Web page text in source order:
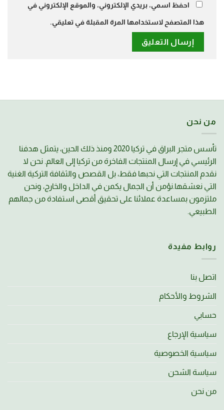
احفظ اسمي، بريدي الإلكتروني، والموقع الإلكتروني في
هذا المتصفح لاستخدامها المرة المقبلة في تعليقي.
من نحن
تأسس متجر البراق في تركيا 2020 ومنذ ذلك الحين، يتمثل هدفنا
الرئيسي في إرسال المنتجات الفاخرة من تركيا إلى العالم. نحن لا
نقدم المنتجات التي نحبها فقط، بل القصص والثقافة التركية الغنية
التي نعشقها.نؤمن أن الجمال يكمن في الداخل والخارج، ونحن
ملتزمون بمساعدة عملائنا على تحقيق أقصى استفادة من جمالهم
الطبيعي.
روابط مفيدة
اتصل بنا
الشروط والأحكام
حسابي
سياسية الإرجاع
سياسية الخصوصية
سياسة الشحن
من نحن